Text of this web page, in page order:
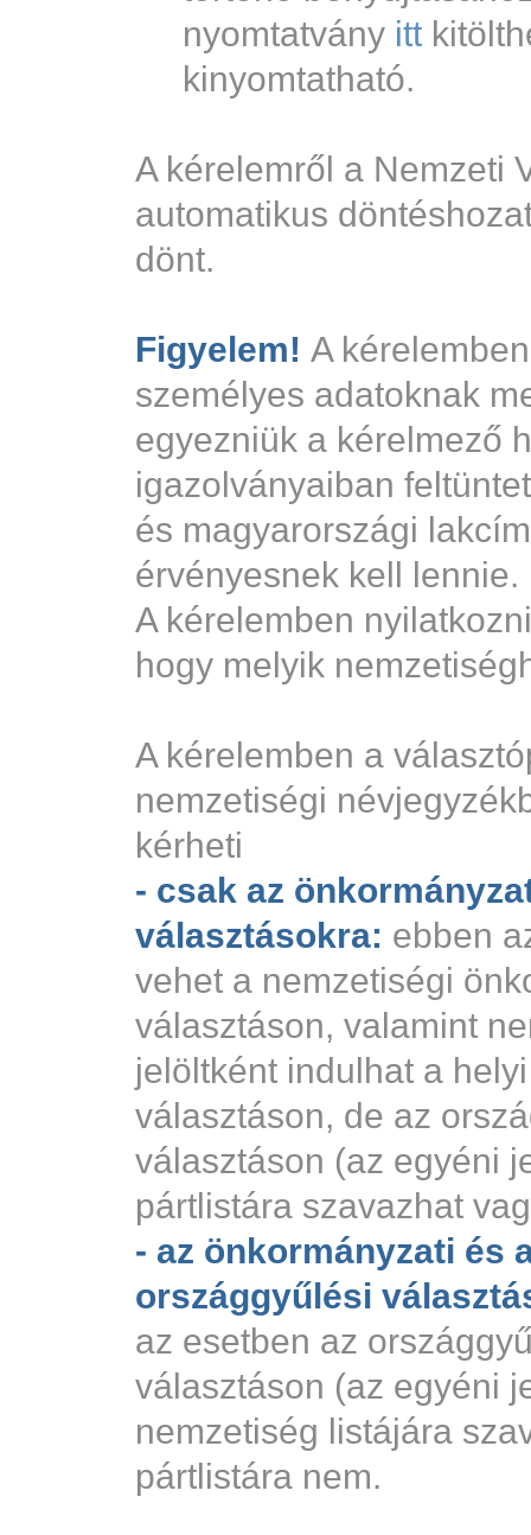
nyomtatvány itt
kinyomtatható.
A kérelemről a Nemzeti
automatikus
dönt.
Figyelem! A
személyes adatoknak
egyezniük a kérelmező
igazolványaiban
és magyarországi
érvényesnek kell lennie.
A kérelemben
hogy melyik
A kérelemben a
nemzetiségi
kérheti
- csak az
választásokra: ebben
vehet a nemzetiségi
választáson, valamint
jelöltként indulhat a
választáson, de az
választáson (az egyéni
pártlistára szavazhat
- az önkormányzati és
országgyűlési
az esetben az
választáson (az egyéni
nemzetiség listájára
pártlistára nem.